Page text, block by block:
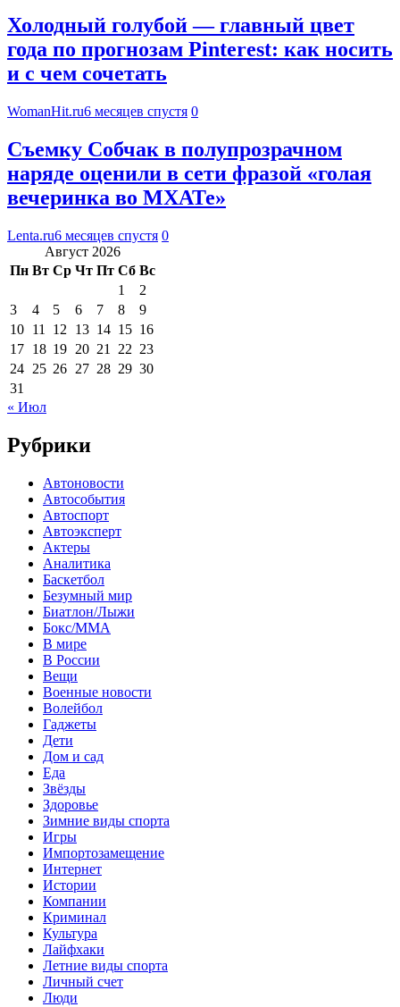
Холодный голубой — главный цвет
года по прогнозам Pinterest: как носить
и с чем сочетать
WomanHit.ru6 месяцев спустя 0
Съемку Собчак в полупрозрачном
наряде оценили в сети фразой «голая
вечеринка во МХАТе»
Lenta.ru6 месяцев спустя 0
Август 2026
Пн Вт Ср Чт Пт Сб Вс
1
2
3
4 5 6 7 8
9
10 11 12 13 14 15 16
17 18 19 20 21 22 23
24 25 26 27 28 29 30
31
« Июл
Рубрики
Автоновости
Автособытия
Автоспорт
Автоэксперт
Актеры
Аналитика
Баскетбол
Безумный мир
Биатлон/Лыжи
Бокс/MMA
В мире
В России
Вещи
Военные новости
Волейбол
Гаджеты
Дети
Дом и сад
Еда
Звёзды
Здоровье
Зимние виды спорта
Игры
Импортозамещение
Интернет
Истории
Компании
Криминал
Культура
Лайфхаки
Летние виды спорта
Личный счет
Люди